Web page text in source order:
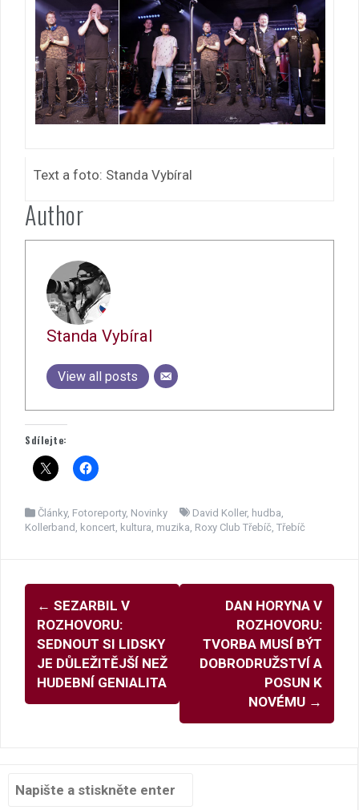
Text a foto: Standa Vybíral
Author
Standa Vybíral
View all posts
Sdílejte:
Články, Fotoreporty, Novinky David Koller, hudba
Kollerband koncert kultura muzika Roxy Club Třebíč Třebíč
Navigace
pro
příspěvky
← SEZARBIL V
ROZHOVORU:
SEDNOUT SI LIDSKY
JE DŮLEŽITĚJŠÍ NEŽ
HUDEBNÍ GENIALITA
DAN HORYNA V
ROZHOVORU:
TVORBA MUSÍ BÝT
DOBRODRUŽSTVÍ A
POSUN K
NOVÉMU →
Hledat: